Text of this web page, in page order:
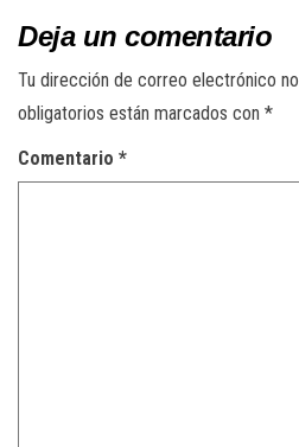
Deja un comentario
Tu dirección de correo electrónico
obligatorios están marcados con *
Comentario *